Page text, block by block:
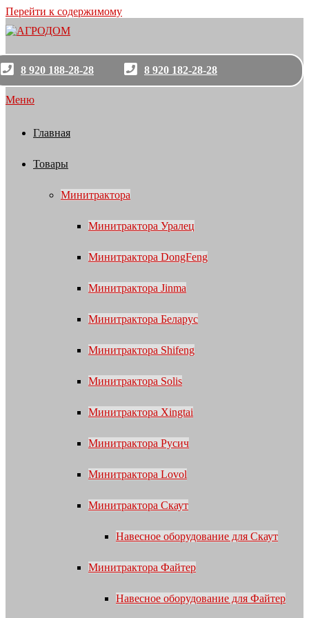
Перейти к содержимому
8 920 188-28-28 8 920 182-28-28
Меню
Главная
Товары
Минитрактора
Минитрактора Уралец
Минитрактора DongFeng
Минитрактора Jinma
Минитрактора Беларус
Минитрактора Shifeng
Минитрактора Solis
Минитрактора Xingtai
Минитрактора Русич
Минитрактора Lovol
Минитрактора Скаут
Навесное оборудование для Скаут
Минитрактора Файтер
Навесное оборудование для Файтер